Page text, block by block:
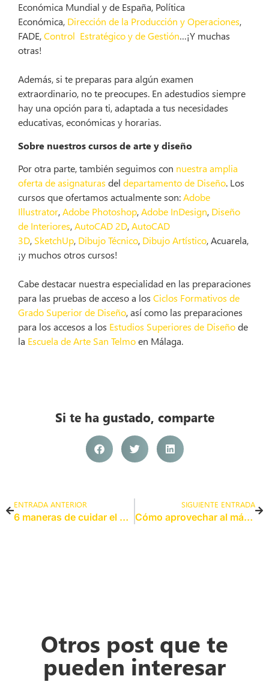
Económica Mundial y de España, Política
Económica, Dirección de la Producción y Operaciones,
FADE,Control Estratégico y de Gestión…¡Y muchas
otras!
Además, si te preparas para algún examen
extraordinario, no te preocupes. En adestudios siempre
hay una opción para ti, adaptada a tus necesidades
educativas, económicas y horarias.
Sobre nuestros cursos de arte y diseño
Por otra parte, también seguimos con nuestra amplia
oferta de asignaturas del departamento de Diseño. Los
cursos que ofertamos actualmente son:Adobe
Illustrator,Adobe Photoshop,Adobe InDesign, Diseño
de Interiores,AutoCAD 2D,AutoCAD
3D, SketchUp, Dibujo Técnico, Dibujo Artístico, Acuarela,
¡y muchos otros cursos!
Cabe destacar nuestra especialidad en las preparaciones
para las pruebas de acceso a los Ciclos Formativos de
Grado Superior de Diseño, así como las preparaciones
para los accesos a los Estudios Superiores de Diseñode
la Escuela de Arte San Telmoen Málaga.
Si te ha gustado, comparte
ENTRADA ANTERIOR
6 maneras de cuidar el medio ambiente
SIGUIENTE ENTRADA
Cómo aprovechar al máximo las clases online
Otros post que te
pueden interesar